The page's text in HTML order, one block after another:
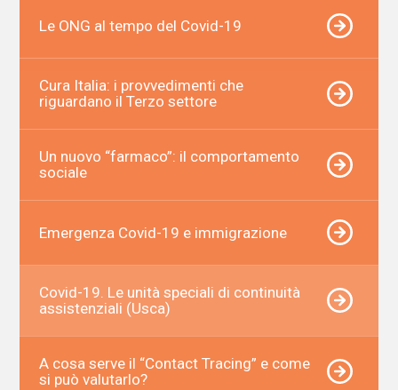
Le ONG al tempo del Covid-19
Cura Italia: i provvedimenti che
riguardano il Terzo settore
Un nuovo “farmaco”: il comportamento
sociale
Emergenza Covid-19 e immigrazione
Covid-19. Le unità speciali di continuità
assistenziali (Usca)
A cosa serve il “Contact Tracing” e come
si può valutarlo?